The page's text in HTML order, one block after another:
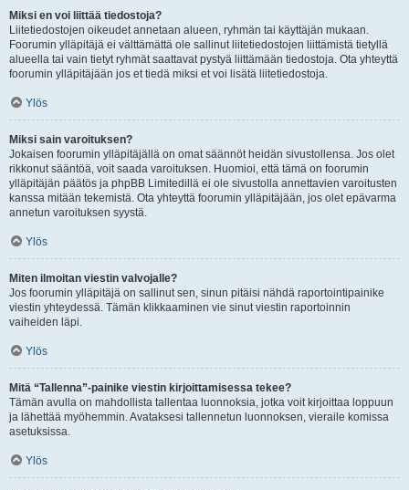
Miksi en voi liittää tiedostoja?
Liitetiedostojen oikeudet annetaan alueen, ryhmän tai käyttäjän mukaan.
Foorumin ylläpitäjä ei välttämättä ole sallinut liitetiedostojen liittämistä tietyllä
alueella tai vain tietyt ryhmät saattavat pystyä liittämään tiedostoja. Ota yhteyttä
foorumin ylläpitäjään jos et tiedä miksi et voi lisätä liitetiedostoja.
Ylös
Miksi sain varoituksen?
Jokaisen foorumin ylläpitäjällä on omat säännöt heidän sivustollensa. Jos olet
rikkonut sääntöä, voit saada varoituksen. Huomioi, että tämä on foorumin
ylläpitäjän päätös ja phpBB Limitedillä ei ole sivustolla annettavien varoitusten
kanssa mitään tekemistä. Ota yhteyttä foorumin ylläpitäjään, jos olet epävarma
annetun varoituksen syystä.
Ylös
Miten ilmoitan viestin valvojalle?
Jos foorumin ylläpitäjä on sallinut sen, sinun pitäisi nähdä raportointipainike
viestin yhteydessä. Tämän klikkaaminen vie sinut viestin raportoinnin
vaiheiden läpi.
Ylös
Mitä “Tallenna”-painike viestin kirjoittamisessa tekee?
Tämän avulla on mahdollista tallentaa luonnoksia, jotka voit kirjoittaa loppuun
ja lähettää myöhemmin. Avataksesi tallennetun luonnoksen, vieraile komissa
asetuksissa.
Ylös